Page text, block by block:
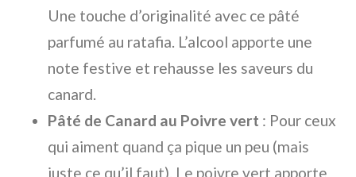
Une touche d’originalité avec ce pâté
parfumé au ratafia. L’alcool apporte une
note festive et rehausse les saveurs du
canard.
Pâté de Canard au Poivre vert : Pour ceux
qui aiment quand ça pique un peu (mais
juste ce qu’il faut). Le poivre vert apporte